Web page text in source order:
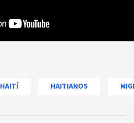
HAITÍ HAITIANOS